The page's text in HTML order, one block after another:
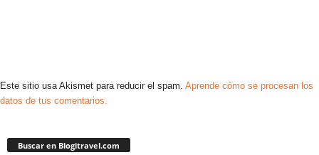
Este sitio usa Akismet para reducir el spam. Aprende cómo se procesan los
datos de tus comentarios.
Buscar en Blogitravel.com